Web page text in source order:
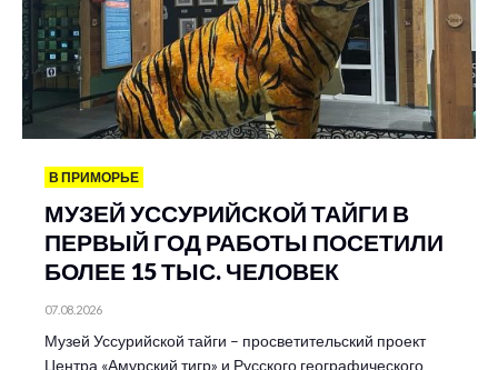
В ПРИМОРЬЕ
МУЗЕЙ УССУРИЙСКОЙ ТАЙГИ В
ПЕРВЫЙ ГОД РАБОТЫ ПОСЕТИЛИ
БОЛЕЕ 15 ТЫС. ЧЕЛОВЕК
07.08.2026
Музей Уссурийской тайги – просветительский проект
Центра «Амурский тигр» и Русского географического